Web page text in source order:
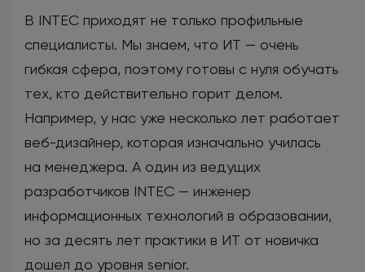
В INTEC приходят не только профильные
специалисты. Мы знаем, что ИТ — очень
гибкая сфера, поэтому готовы с нуля обучать
тех, кто действительно горит делом.
Например, у нас уже несколько лет работает
веб-дизайнер, которая изначально училась
на менеджера. А один из ведущих
разработчиков INTEC — инженер
информационных технологий в образовании,
но за десять лет практики в ИТ от новичка
дошел до уровня senior.